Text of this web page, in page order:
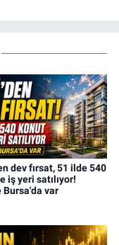
dev fırsat, 51 ilde 540
iş yeri satılıyor!
Bursa'da var